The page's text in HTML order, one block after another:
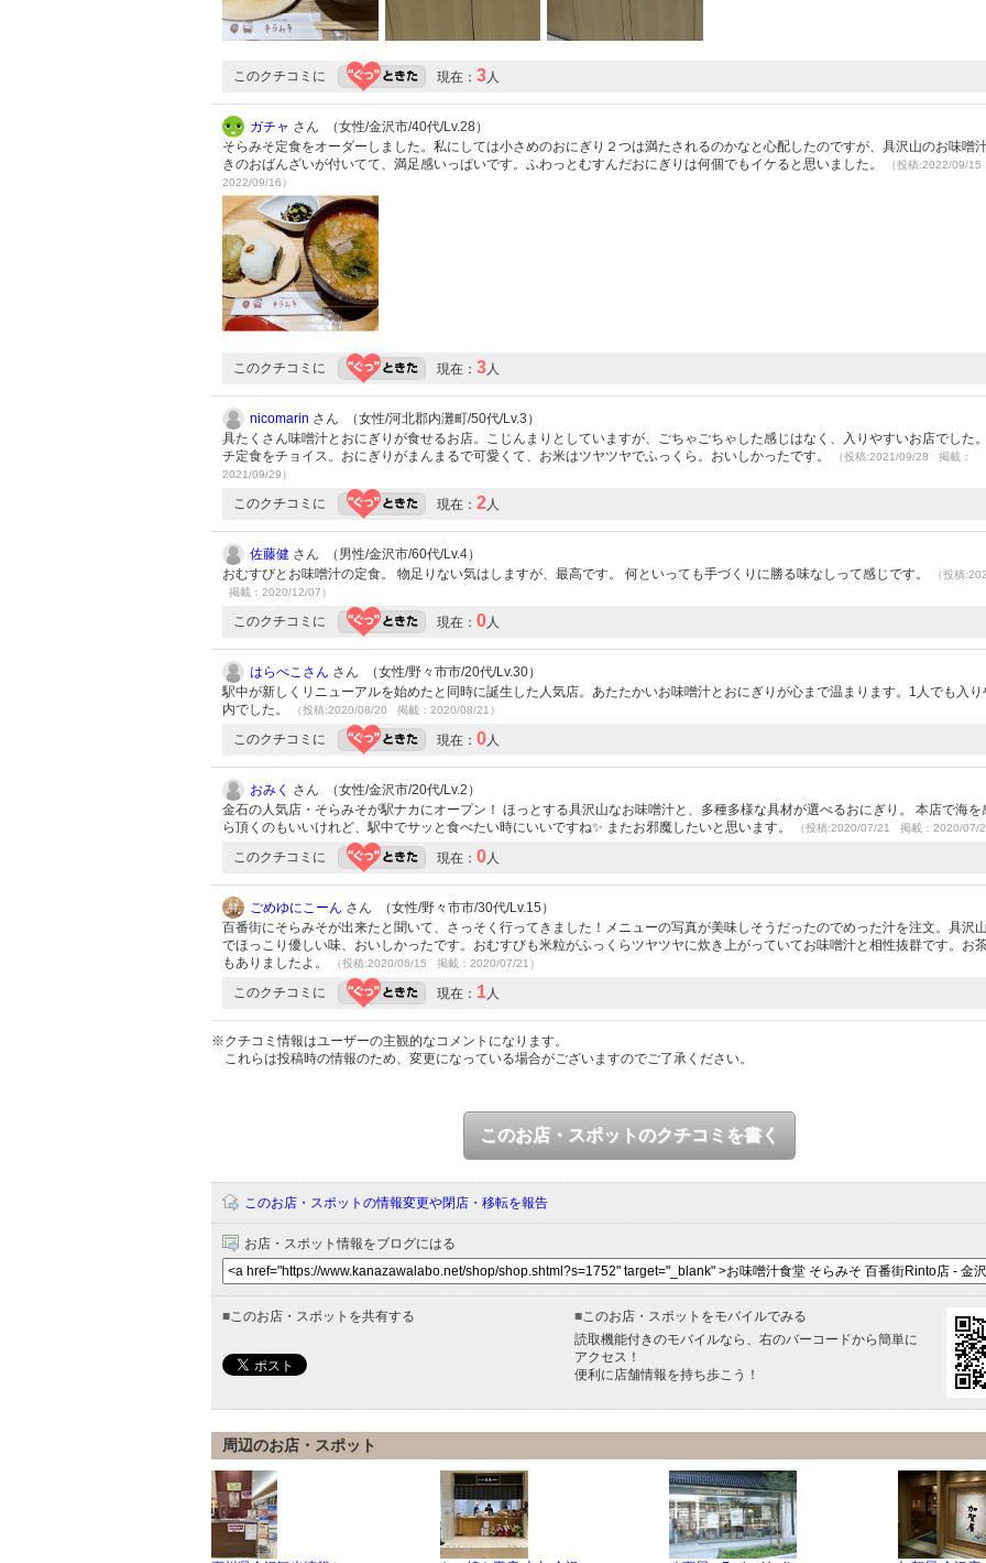
このクチコミに 現在： 3人
ガチャ さん （女性/金沢市/40代/Lv.28）
そらみそ定食をオーダーしました。私にしては小さめのおにぎり２つは満たされるのかなと心配したのですが、具沢山のお味噌
きのおばんざいが付いてて、満足感いっぱいです。ふわっとむすんだおにぎりは何個でもイケると思いました。
（投稿:2022/09/15
2022/09/16）
このクチコミに 現在： 3人
nicomarin さん （女性/河北郡内灘町/50代/Lv.3）
具たくさん味噌汁とおにぎりが食せるお店。こじんまりとしていますが、ごちゃごちゃした感じはなく、入りやすいお店でした
チ定食をチョイス。おにぎりがまんまるで可愛くて、お米はツヤツヤでふっくら。おいしかったです。
（投稿:2021/09/28 掲載：
2021/09/29）
このクチコミに 現在： 2人
佐藤健 さん （男性/金沢市/60代/Lv.4）
おむすびとお味噌汁の定食。 物足りない気はしますが、最高です。 何といっても手づくりに勝る味なしって感じです。
（投稿
掲載：2020/12/07）
このクチコミに 現在： 0人
はらぺこさん さん （女性/野々市市/20代/Lv.30）
駅中が新しくリニューアルを始めたと同時に誕生した人気店。あたたかいお味噌汁とおにぎりが心まで温まります。1人でも入り
内でした。
（投稿:2020/08/20 掲載：2020/08/21）
このクチコミに 現在： 0人
おみく さん （女性/金沢市/20代/Lv.2）
金石の人気店・そらみそが駅ナカにオープン！ ほっとする具沢山なお味噌汁と、多種多様な具材が選べるおにぎり。 本店で海を
ら頂くのもいいけれど、駅中でサッと食べたい時にいいですね✨ またお邪魔したいと思います。
（投稿:2020/07/21 掲載：2020/07/
このクチコミに 現在： 0人
ごめゆにこーん さん （女性/野々市市/30代/Lv.15）
百番街にそらみそが出来たと聞いて、さっそく行ってきました！メニューの写真が美味しそうだったのでめった汁を注文。具沢
でほっこり優しい味、おいしかったです。おむすびも米粒がふっくらツヤツヤに炊き上がっていてお味噌汁と相性抜群です。お
もありましたよ。
（投稿:2020/06/15 掲載：2020/07/21）
このクチコミに 現在： 1人
※クチコミ情報はユーザーの主観的なコメントになります。
これらは投稿時の情報のため、変更になっている場合がございますのでご了承ください。
このお店・スポットのクチコミを書く
このお店・スポットの情報変更や閉店・移転を報告
お店・スポット情報をブログにはる
■このお店・スポットを共有する ■このお店・スポットをモバイルでみる
読取機能付きのモバイルなら、右のバーコードから簡単に
アクセス！
便利に店舗情報を持ち歩こう！
周辺のお店・スポット